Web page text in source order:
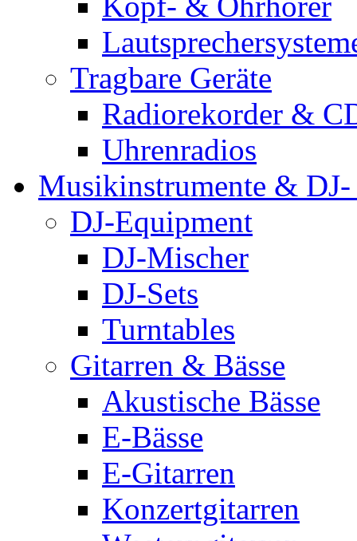
Tragbare Geräte
Radiorekorder &
Uhrenradios
Musikinstrumente &
DJ-Equipment
DJ-Mischer
DJ-Sets
Turntables
Gitarren & Bässe
Akustische Bässe
E-Bässe
E-Gitarren
Konzertgitarren